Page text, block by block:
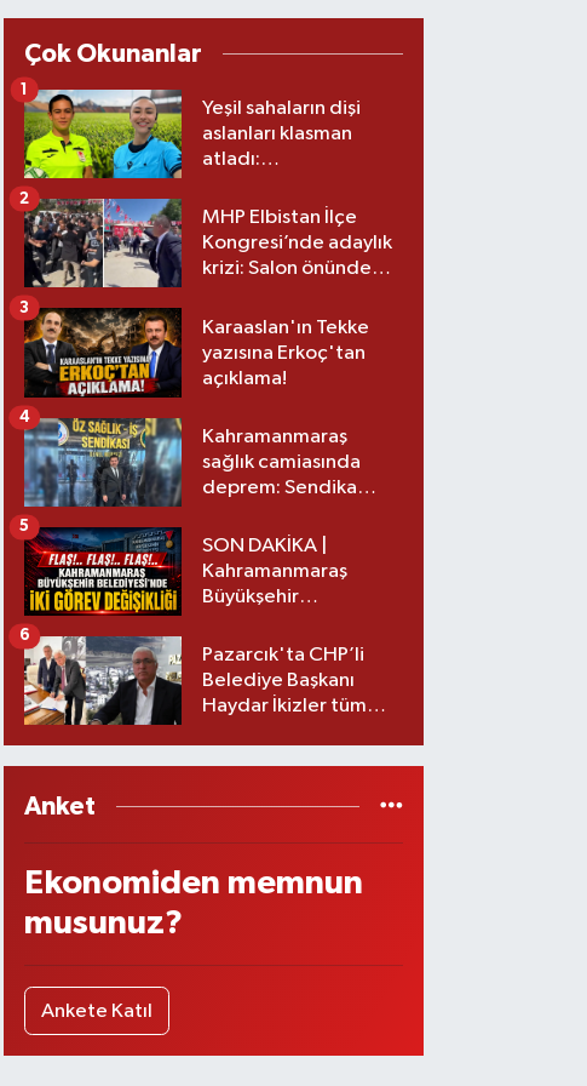
Çok Okunanlar
Yeşil sahaların dişi
aslanları klasman
atladı:
üst lige iki transfer!
1
MHP Elbistan İlçe
Kongresi’nde adaylık
krizi: Salon önünde
2
Karaaslan'ın Tekke
yazısına Erkoç'tan
açıklama!
3
Kahramanmaraş
sağlık camiasında
deprem: Sendika
4
SON DAKİKA |
Kahramanmaraş
Büyükşehir
görev değişikliği!
5
Pazarcık'ta CHP’li
Belediye Başkanı
Haydar İkizler tüm
6
Anket
Ekonomiden memnun
musunuz?
Ankete Katıl